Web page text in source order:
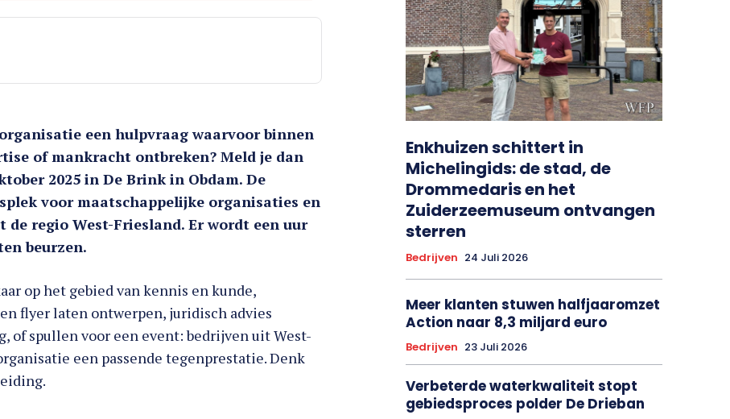
een hulpvraag waarvoor binnen
of mankracht ontbreken? Meld je dan
2025 in De Brink in Obdam. De
voor maatschappelijke organisaties en
regio West-Friesland. Er wordt een uur
beurzen.
op het gebied van kennis en kunde,
flyer laten ontwerpen, juridisch advies
spullen voor een event: bedrijven uit West-
een passende tegenprestatie. Denk
Enkhuizen schittert in
Michelingids: de stad, de
Drommedaris en het
Zuiderzeemuseum ontvangen
sterren
Bedrijven 24 Juli 2026
Meer klanten stuwen halfjaaromzet
Action naar 8,3 miljard euro
Bedrijven 23 Juli 2026
Verbeterde waterkwaliteit stopt
gebiedsproces polder De Drieban